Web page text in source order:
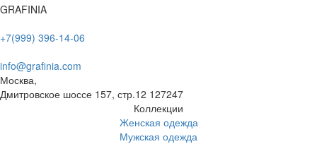
GRAFINIA
+7(999) 396-14-06
info@grafinia.com
Москва,
Дмитровское шоссе 157, стр.12 127247
Коллекции
Женская одежда
Мужская одежда